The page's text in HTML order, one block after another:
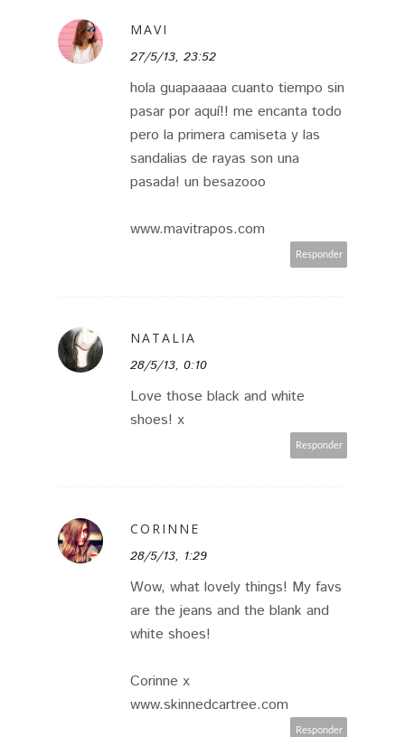
MAVI
27/5/13, 23:52
hola guapaaaaa cuanto tiempo sin
pasar por aquí!! me encanta todo
pero la primera camiseta y las
sandalias de rayas son una
pasada! un besazooo
www.mavitrapos.com
Responder
NATALIA
28/5/13, 0:10
Love those black and white
shoes! x
Responder
CORINNE
28/5/13, 1:29
Wow, what lovely things! My favs
are the jeans and the blank and
white shoes!
Corinne x
www.skinnedcartree.com
Responder